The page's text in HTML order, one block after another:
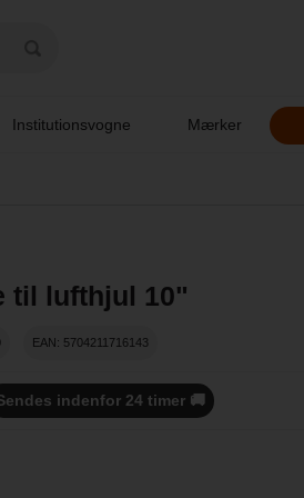
Institutionsvogne Mærker
til lufthjul 10"
EAN: 5704211716143
indenfor 24 timer 🚚